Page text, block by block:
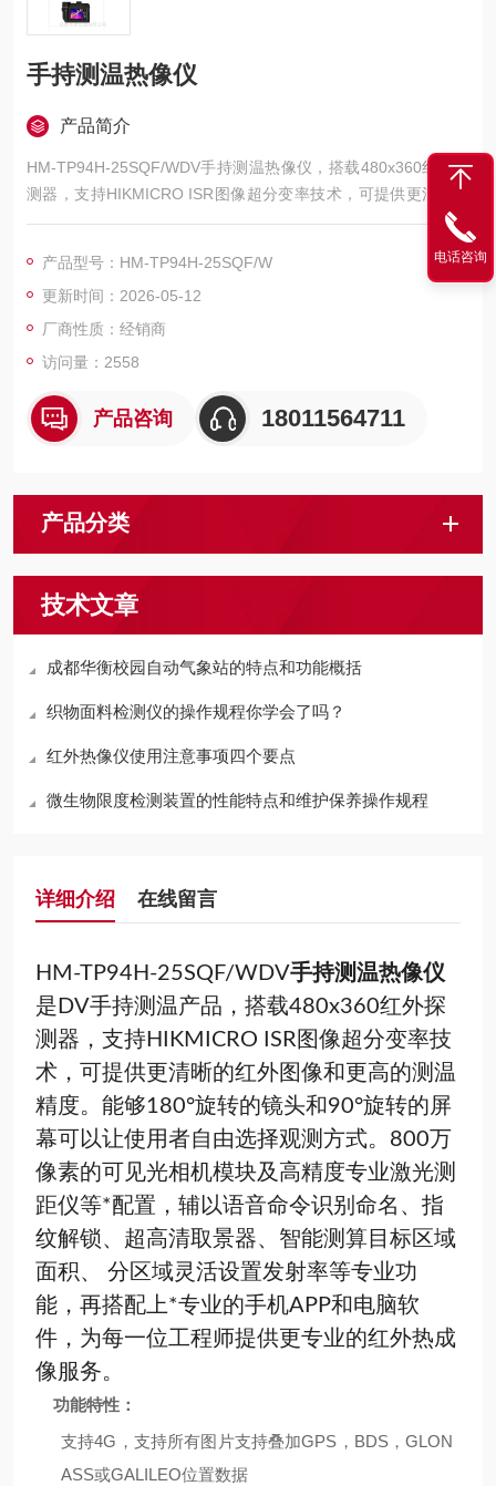
手持测温热像仪
产品简介
HM-TP94H-25SQF/WDV手持测温热像仪，搭载480x360红外探
测器，支持HIKMICRO ISR图像超分变率技术，可提供更清晰的
红外图像和更高的测温精度。
产品型号：HM-TP94H-25SQF/W
更新时间：2026-05-12
厂商性质：经销商
访问量：2558
产品咨询 18011564711
产品分类
技术文章
成都华衡校园自动气象站的特点和功能概括
织物面料检测仪的操作规程你学会了吗？
红外热像仪使用注意事项四个要点
微生物限度检测装置的性能特点和维护保养操作规程
详细介绍 在线留言
HM-TP94H-25SQF/WDV手持测温热像仪
是DV手持测温产品，搭载480x360红外探
测器，支持HIKMICRO ISR图像超分变率技
术，可提供更清晰的红外图像和更高的测温
精度。能够180°旋转的镜头和90°旋转的屏
幕可以让使用者自由选择观测方式。800万
像素的可见光相机模块及高精度专业激光测
距仪等*配置，辅以语音命令识别命名、指
纹解锁、超高清取景器、智能测算目标区域
面积、 分区域灵活设置发射率等专业功
能，再搭配上*专业的手机APP和电脑软
件，为每一位工程师提供更专业的红外热成
像服务。
功能特性：
支持4G，支持所有图片支持叠加GPS，BDS，GLON
ASS或GALILEO位置数据
电话咨询